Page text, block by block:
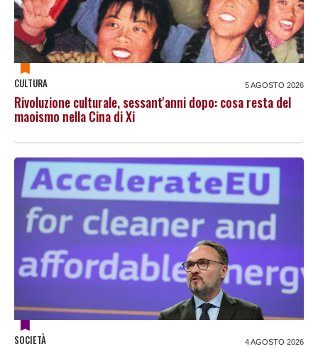
CULTURA 5 AGOSTO 2026
Rivoluzione culturale, sessant'anni dopo: cosa resta del
maoismo nella Cina di Xi
SOCIETÀ 4 AGOSTO 2026